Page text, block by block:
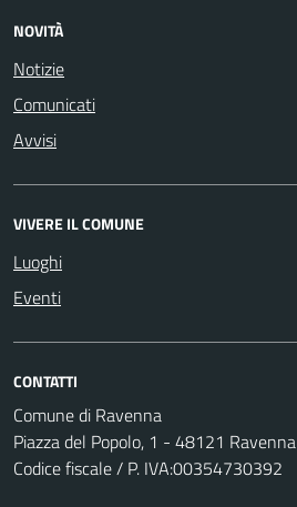
NOVITÀ
Notizie
Comunicati
Avvisi
VIVERE IL COMUNE
Luoghi
Eventi
CONTATTI
Comune di Ravenna
Piazza del Popolo, 1 - 48121 Ravenna
Codice fiscale / P. IVA:00354730392